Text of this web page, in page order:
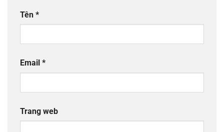
Tên *
Email *
Trang web